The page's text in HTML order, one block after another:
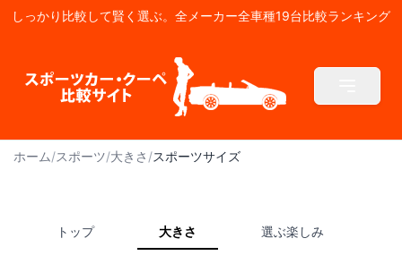
しっかり比較して賢く選ぶ。全メーカー全車種19台比較ランキング
ホーム/スポーツ/大きさ /スポーツサイズ
トップ 大きさ 選ぶ楽しみ